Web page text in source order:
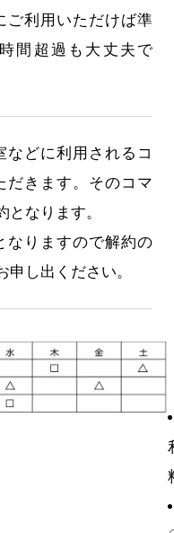
ご利用いただけば準
間超過も大丈夫で
などに利用されるコ
だきます。そのコマ
となります。
なりますので解約の
申し出ください。